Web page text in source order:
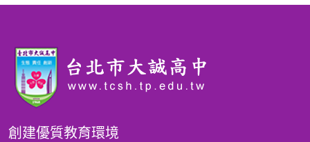
創建優質教育環境